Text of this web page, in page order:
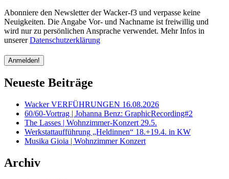
Abonniere den Newsletter der Wacker-f3 und verpasse keine
Neuigkeiten. Die Angabe Vor- und Nachname ist freiwillig und
wird nur zu persönlichen Ansprache verwendet. Mehr Infos in
unsererDatenschutzerklärung
Neueste Beiträge
Wacker VERFÜHRUNGEN 16.08.2026
60/60-Vortrag | Johanna Benz: GraphicRecording#2
The Lasses | Wohnzimmer-Konzert 29.5.
Werkstattaufführung „Heldinnen“ 18.+19.4. in KW
Musika Gioia | Wohnzimmer Konzert
Archiv